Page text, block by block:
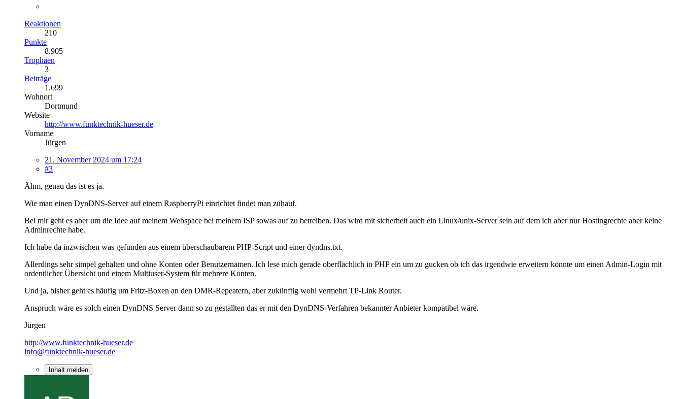
Reaktionen
210
Punkte
8.905
Trophäen
3
Beiträge
1.699
Wohnort
Dortmund
Website
http://www.funktechnik-hueser.de
Vorname
Jürgen
21. November 2024 um 17:24
#3
Ähm, genau das ist es ja.
Wie man einen DynDNS-Server auf einem RaspberryPi einrichtet findet man zuhauf.
Bei mir geht es aber um die Idee auf meinem Webspace bei meinem ISP sowas auf zu betreiben. Das wird mit sicherheit auch ein Linux/unix-Server sein auf dem ich aber nur Hostingrechte aber keine
Adminrechte habe.
Ich habe da inzwischen was gefunden aus einem überschaubarem PHP-Script und einer dyndns.txt.
Allerdings sehr simpel gehalten und ohne Konten oder Benutzernamen. Ich lese mich gerade oberflächlich in PHP ein um zu gucken ob ich das irgendwie erweitern könnte um einen Admin-Login mit
ordentlicher Übersicht und einem Multiuser-System für mehrere Konten.
Und ja, bisher geht es häufig um Fritz-Boxen an den DMR-Repeatern, aber zukünftig wohl vermehrt TP-Link Router.
Anspruch wäre es solch einen DynDNS Server dann so zu gestallten das er mit den DynDNS-Verfahren bekannter Anbieter kompatibel wäre.
Jürgen
http://www.funktechnik-hueser.de
info@funktechnik-hueser.de
Inhalt melden